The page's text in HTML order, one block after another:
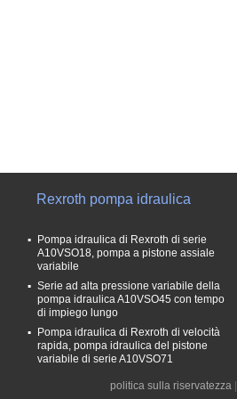
Rexroth pompa idraulica
Pompa idraulica di Rexroth di serie
A10VSO18, pompa a pistone assiale
variabile
Serie ad alta pressione variabile della
pompa idraulica A10VSO45 con tempo
di impiego lungo
Pompa idraulica di Rexroth di velocità
rapida, pompa idraulica del pistone
variabile di serie A10VSO71
politica sulla riservatezza